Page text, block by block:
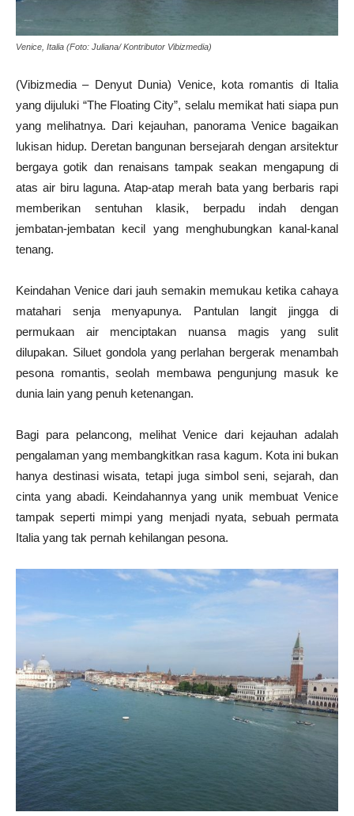
Venice, Italia (Foto: Juliana/ Kontributor Vibizmedia)
(Vibizmedia – Denyut Dunia) Venice, kota romantis di Italia
yang dijuluki “The Floating City”, selalu memikat hati siapa pun
yang melihatnya. Dari kejauhan, panorama Venice bagaikan
lukisan hidup. Deretan bangunan bersejarah dengan arsitektur
bergaya gotik dan renaisans tampak seakan mengapung di
atas air biru laguna. Atap-atap merah bata yang berbaris rapi
memberikan sentuhan klasik, berpadu indah dengan
jembatan-jembatan kecil yang menghubungkan kanal-kanal
tenang.
Keindahan Venice dari jauh semakin memukau ketika cahaya
matahari senja menyapunya. Pantulan langit jingga di
permukaan air menciptakan nuansa magis yang sulit
dilupakan. Siluet gondola yang perlahan bergerak menambah
pesona romantis, seolah membawa pengunjung masuk ke
dunia lain yang penuh ketenangan.
Bagi para pelancong, melihat Venice dari kejauhan adalah
pengalaman yang membangkitkan rasa kagum. Kota ini bukan
hanya destinasi wisata, tetapi juga simbol seni, sejarah, dan
cinta yang abadi. Keindahannya yang unik membuat Venice
tampak seperti mimpi yang menjadi nyata, sebuah permata
Italia yang tak pernah kehilangan pesona.